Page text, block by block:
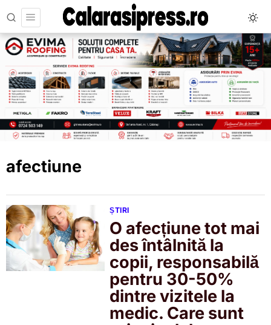
afectiune
ȘTIRI
O afecțiune tot mai
des întâlnită la
copii, responsabilă
pentru 30-50%
dintre vizitele la
medic. Care sunt